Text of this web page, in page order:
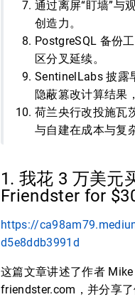
通过离屏“盯墙”与
创造力。
PostgreSQL 备份
区分叉延续。
SentinelLabs 披露
隐蔽篡改计算结果
荷兰央行改投施瓦
与自建在成本与复
1. 我花 3 万美
Friendster for
https://
d5e8ddb3991d
这篇文章讲述了作者
friendster.com，并分享